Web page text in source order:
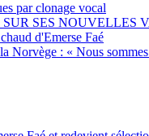
par clonage vocal
SES NOUVELLES
d'Emerse Faé
Norvège : « Nous